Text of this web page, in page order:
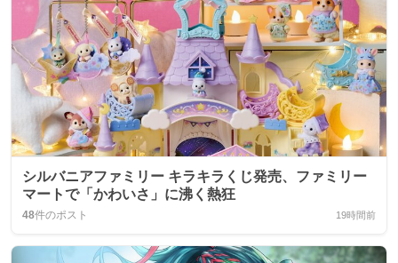
シルバニアファミリー キラキラくじ発売、ファミリー
マートで「かわいさ」に沸く熱狂
48件のポスト 19時間前